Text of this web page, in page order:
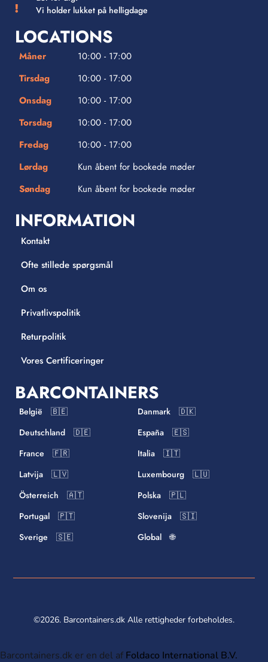
Vi holder lukket på helligdage
LOCATIONS
Måner
10:00 - 17:00
Tirsdag
10:00 - 17:00
Onsdag
10:00 - 17:00
Torsdag
10:00 - 17:00
Fredag
10:00 - 17:00
Lørdag
Kun åbent for bookede møder
Søndag
Kun åbent for bookede møder
INFORMATION
Kontakt
Ofte stillede spørgsmål
Om os
Privatlivspolitik
Returpolitik
Vores Certificeringer
BARCONTAINERS
België 🇧🇪
Danmark 🇩🇰
Deutschland 🇩🇪
España 🇪🇸
France 🇫🇷
Italia 🇮🇹
Latvija 🇱🇻
Luxembourg 🇱🇺
Österreich 🇦🇹
Polska 🇵🇱
Portugal 🇵🇹
Slovenija 🇸🇮
Sverige 🇸🇪
Global 🌐
©2026. Barcontainers.dk Alle rettigheder forbeholdes.
Barcontainers.dk er en del af Foldaco International B.V.